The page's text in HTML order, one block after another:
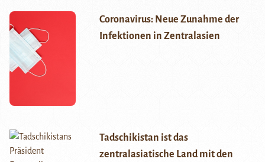
Coronavirus: Neue Zunahme der
Infektionen in Zentralasien
Tadschikistan ist das
zentralasiatische Land mit den